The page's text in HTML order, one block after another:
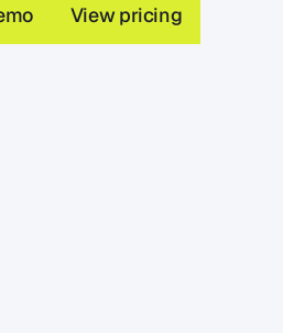
View pricing